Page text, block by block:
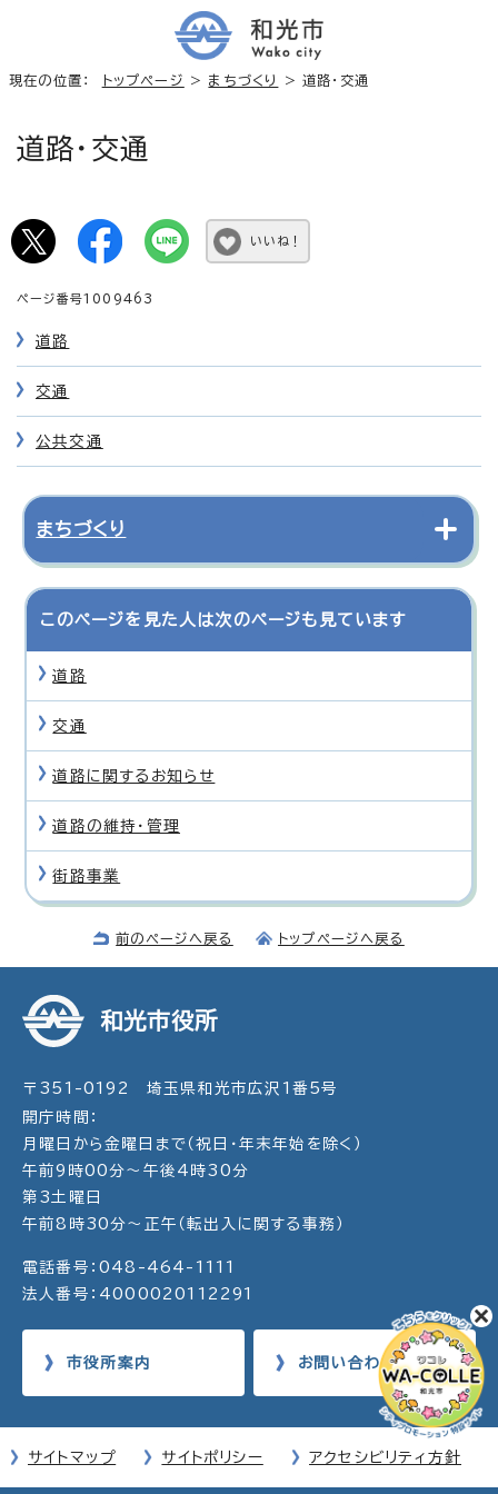
現在の位置： トップページ > まちづくり > 道路・交通
道路・交通
いいね！
ページ番号1009463
道路
交通
公共交通
まちづくり
このページを見た人は次のページも見ています
道路
交通
道路に関するお知らせ
道路の維持・管理
街路事業
前のページへ戻る トップページへ戻る
和光市役所
〒351-0192 埼玉県和光市広沢1番5号
開庁時間：
月曜日から金曜日まで（祝日・年末年始を除く）
午前9時00分～午後4時30分
第3土曜日
午前8時30分～正午（転出入に関する事務）
電話番号：048-464-1111
法人番号：4000020112291
市役所案内 お問い合わせ
サイトマップ サイトポリシー アクセシビリティ方針